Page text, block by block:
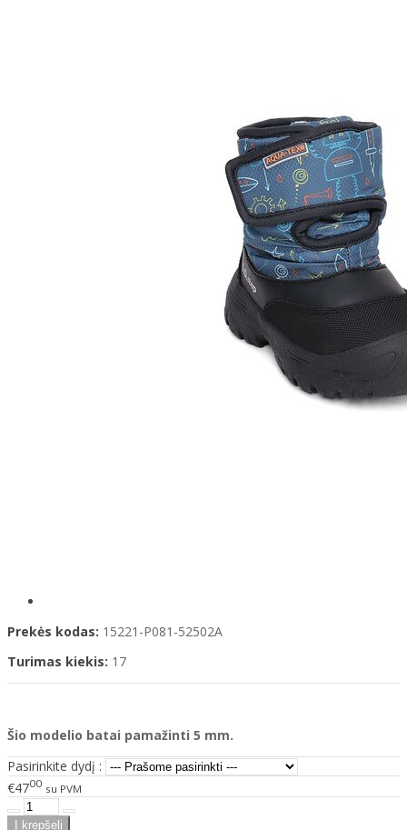
Prekės kodas: 15221-P081-52502A
Turimas kiekis: 17
Šio modelio batai pamažinti 5 mm.
Pasirinkite dydį :
€4700 su PVM